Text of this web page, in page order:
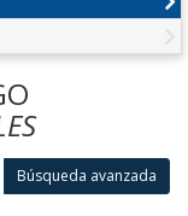
Búsqueda avanzada